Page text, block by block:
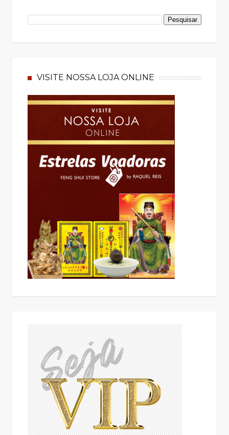
VISITE NOSSA LOJA ONLINE